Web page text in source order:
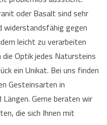
oder Basalt sind sehr
widerstandsfähig gegen
leicht zu verarbeiten
Optik jedes Natursteins
ein Unikat. Bei uns finden
Gesteinsarten in
Gerne beraten wir
die sich Ihnen mit